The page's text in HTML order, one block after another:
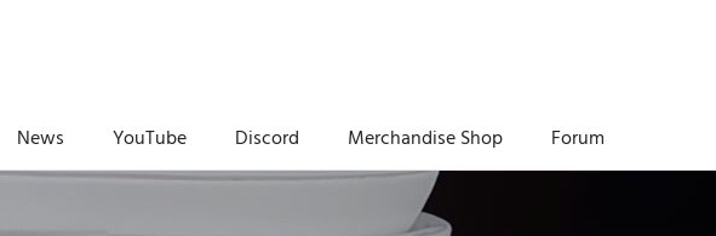
News YouTube Discord Merchandise Shop Forum